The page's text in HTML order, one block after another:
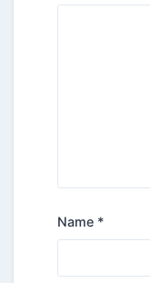
Name *